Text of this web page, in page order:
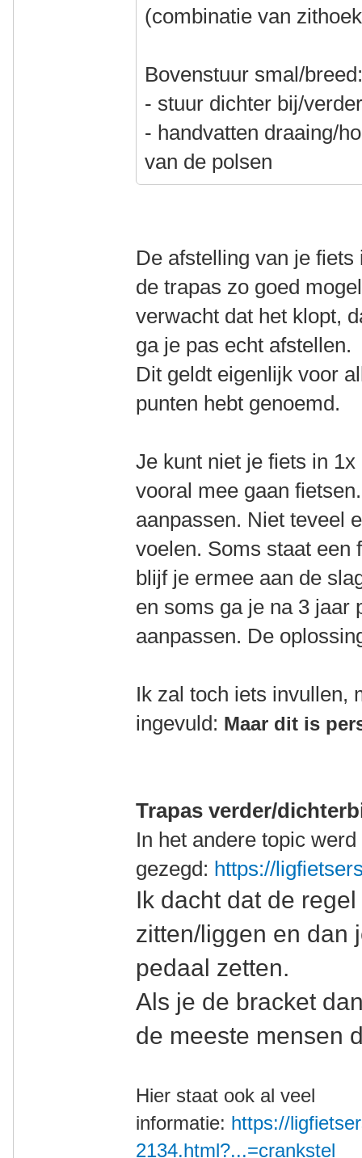
(combinatie van
Bovenstuur smal/
- stuur dichter bij/
- handvatten draaing/
van de polsen
De afstelling van je
de trapas zo goed
verwacht dat het klopt,
ga je pas echt afstellen.
Dit geldt eigenlijk voor
punten hebt genoemd.
Je kunt niet je fiets in
vooral mee gaan
aanpassen. Niet teveel
voelen. Soms staat een
blijf je ermee aan de
en soms ga je na 3 jaar
aanpassen. De
Ik zal toch iets invullen,
ingevuld: Maar dit is
Trapas verder/
In het andere topic werd
gezegd: https://
Ik dacht dat de
zitten/liggen en dan
pedaal zetten.
Als je de bracket
de meeste mensen
Hier staat ook al veel
informatie: https://
2134.html?...=crankstel